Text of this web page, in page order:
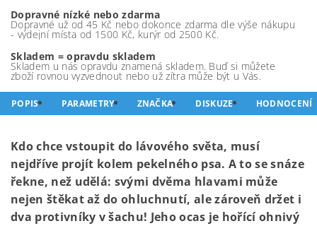
Dopravné nízké nebo zdarma
Dopravné už od 45 Kč nebo dokonce zdarma dle výše nákupu
- výdejní místa od 1500 Kč, kurýr od 2500 Kč.
Skladem = opravdu skladem
Skladem u nás opravdu znamená skladem. Buď si můžete
zboží rovnou vyzvednout nebo už zítra může být u Vás.
POPIS PARAMETRY ZNAČKA DISKUZE HODNOCENÍ
Kdo chce vstoupit do lávového světa, musí
nejdříve projít kolem pekelného psa. A to se snáze
řekne, než udělá: svými dvěma hlavami může
nejen štěkat až do ohluchnutí, ale zároveň držet i
dva protivníky v šachu! Jeho ocas je hořící ohnivý